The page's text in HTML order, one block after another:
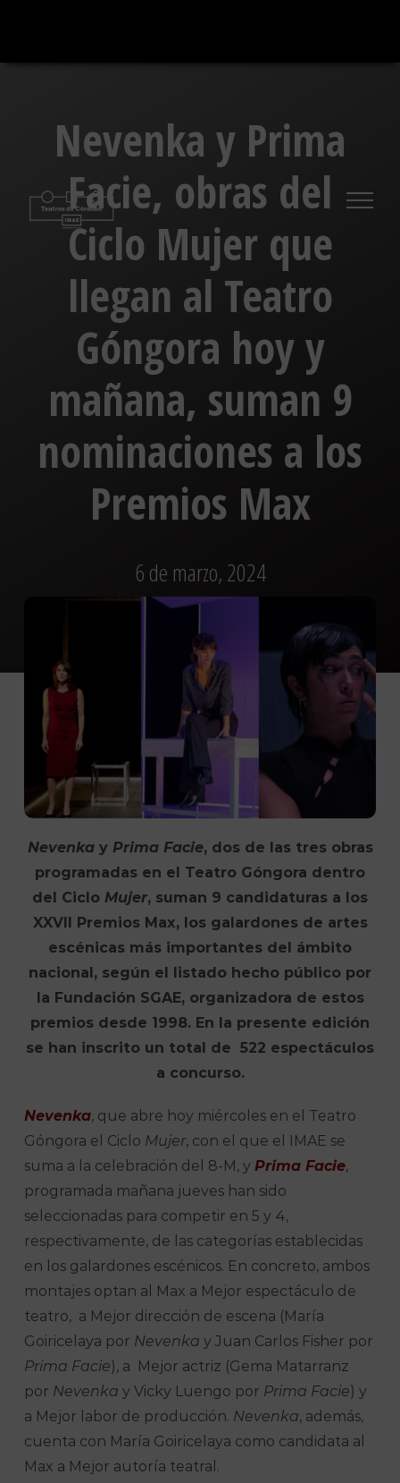
contenido
Nevenka y Prima
Facie, obras del
Ciclo Mujer que
llegan al Teatro
Góngora hoy y
mañana, suman 9
nominaciones a los
Premios Max
6 de marzo, 2024
Nevenkay Prima Facie, dos de las tres obras
programadas en el Teatro Góngora dentro
del Ciclo Mujer, suman 9 candidaturas a los
XXVII Premios Max, los galardones de artes
escénicas más importantes del ámbito
nacional, según el listado hecho público por
la Fundación SGAE, organizadora de estos
premios desde 1998. En la presente edición
se han inscrito un total de 522 espectáculos
a concurso.
Nevenka, que abre hoy miércoles en el Teatro
Góngora el Ciclo Mujer, con el que el IMAE se
suma a la celebración del 8-M, yPrima Facie,
programada mañana jueves han sido
seleccionadas para competir en 5 y 4,
respectivamente, de las categorías establecidas
en los galardones escénicos. En concreto, ambos
montajes optan al Max a Mejor espectáculo de
teatro, a Mejor dirección de escena (María
Goiricelaya por Nevenka y Juan Carlos Fisher por
Prima Facie), a Mejor actriz (Gema Matarranz
por Nevenka y Vicky Luengo por Prima Facie) y
a Mejor labor de producción. Nevenka, además,
cuenta con María Goiricelaya como candidata al
Max a Mejor autoría teatral.